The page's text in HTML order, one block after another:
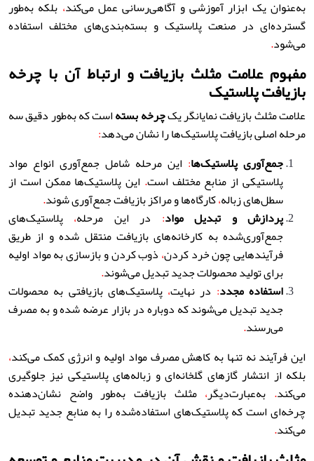
به‌عنوان یک ابزار آموزشی و آگاهی‌رسانی عمل می‌کند، بلکه به‌طور
گسترده‌ای در صنعت پلاستیک و بسته‌بندی‌های مختلف استفاده
می‌شود.
مفهوم علامت مثلث بازیافت و ارتباط آن با چرخه
بازیافت پلاستیک
علامت مثلث بازیافت نمایانگر یکچرخه بستهاست که به‌طور دقیق سه
مرحله اصلی بازیافت پلاستیک‌ها را نشان می‌دهد:
جمع‌آوری پلاستیک‌ها: این مرحله شامل جمع‌آوری انواع مواد
پلاستیکی از منابع مختلف است. این پلاستیک‌ها ممکن است از
سطل‌های زباله،کارگاه‌ها و مراکز بازیافت جمع‌آوری شوند.
پردازش و تبدیل مواد: در این مرحله، پلاستیک‌های
جمع‌آوری‌شده به کارخانه‌های بازیافت منتقل شده و از طریق
فرآیندهایی چون خرد کردن،ذوب کردن و بازسازی به مواد اولیه
برای تولید محصولات جدید تبدیل می‌شوند.
استفاده مجدد: در نهایت، پلاستیک‌های بازیافتی به محصولات
جدید تبدیل می‌شوند که دوباره در بازار عرضه شده و به مصرف
می‌رسند.
این فرآیند نه تنها به کاهش مصرف مواد اولیه و انرژی کمک می‌کند،
بلکه از انتشار گازهای گلخانه‌ای و زباله‌های پلاستیکی نیز جلوگیری
می‌کند. به‌عبارت‌دیگر، مثلث بازیافت به‌طور واضح نشان‌دهنده
چرخه‌ای است که پلاستیک‌های استفاده‌شده را به منابع جدید تبدیل
می‌کند.